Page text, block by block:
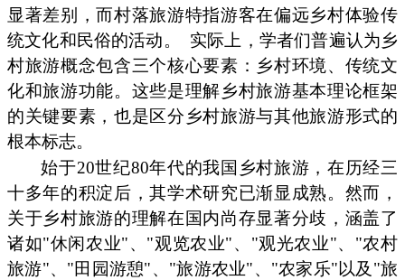
显著差别，而村落旅游特指游客在偏远乡村体验传
统文化和民俗的活动。
实际上，学者们普遍认为乡
村旅游概念包含三个核心要素：乡村环境、传统文
化和旅游功能。这些是理解乡村旅游基本理论框架
的关键要素，也是区分乡村旅游与其他旅游形式的
根本标志。
始于20世纪80年代的我国乡村旅游，在历经三
十多年的积淀后，其学术研究已渐显成熟。然而，
关于乡村旅游的理解在国内尚存显著分歧，涵盖了
诸如"休闲农业"、"观览农业"、"观光农业"、"农村
旅游"、"田园游憩"、"旅游农业"、"农家乐"以及"旅